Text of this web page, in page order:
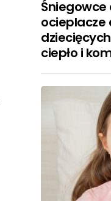
Śniegowce
ocieplacze
ciepło i